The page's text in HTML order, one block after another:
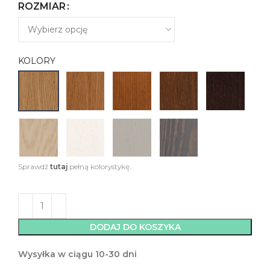
ROZMIAR
KOLORY
Sprawdź tutaj pełną kolorystykę.
DODAJ DO KOSZYKA
Wysyłka w ciągu 10-30 dni